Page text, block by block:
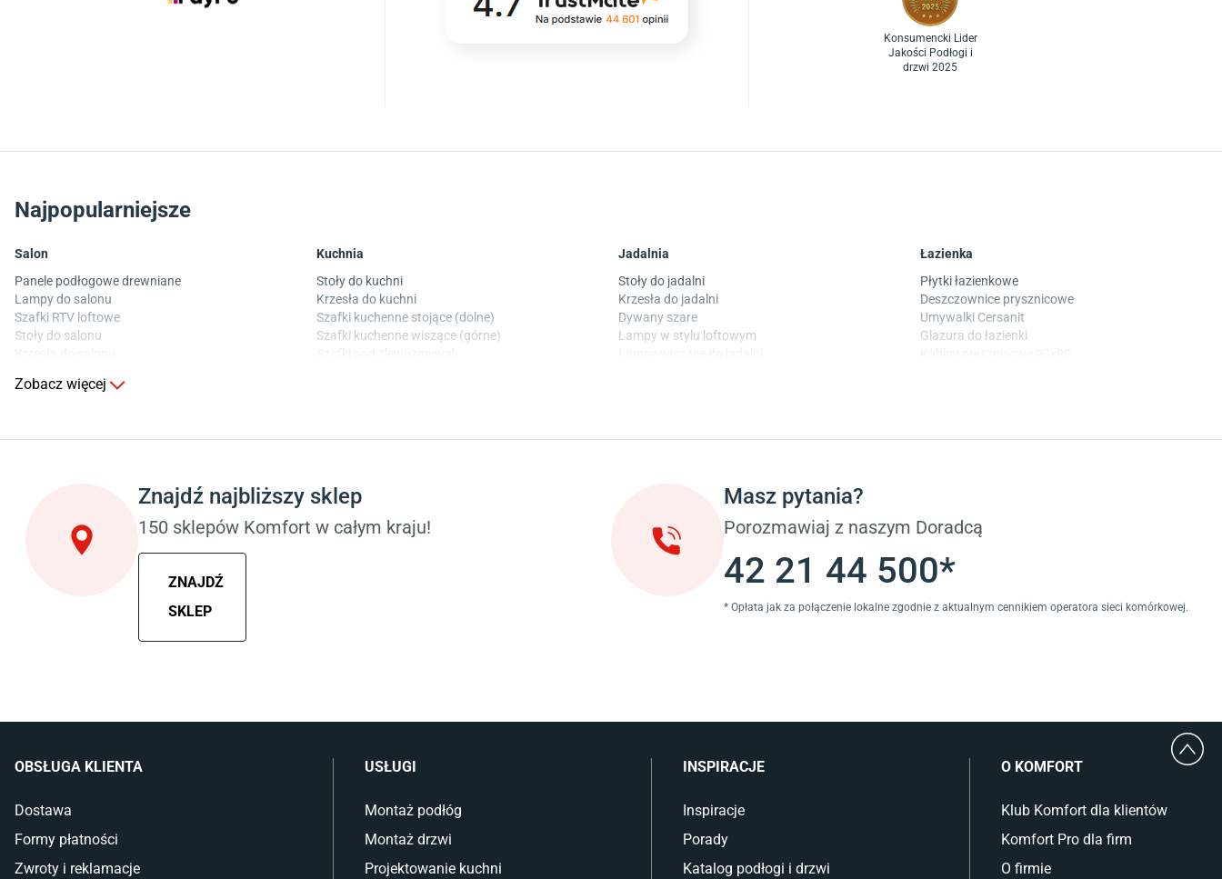
Konsumencki Lider
Jakości Podłogi i
drzwi 2025
Najpopularniejsze
Salon
Panele podłogowe drewniane
Lampy do salonu
Szafki RTV loftowe
Stoły do salonu
Kuchnia
Stoły do kuchni
Krzesła do kuchni
Szafki kuchenne stojące (dolne)
Szafki kuchenne wiszące (górne)
Jadalnia
Stoły do jadalni
Krzesła do jadalni
Dywany szare
Lampy w stylu loftowym
Łazienka
Płytki łazienkowe
Deszczownice prysznicowe
Umywalki Cersanit
Glazura do łazienki
Wykładzina do sypialni
Kinkiety do sypialni
Wykładziny do pokoju dziecięcego
Szafy dla dzieci
Łóżka dla dziecka (młodzieżowe)
Lampy w stylu młodzieżowym
Deski tarasowe kompozytowe
Lampy stojące LED
Płytki betonowe
Glazura
Płytki marmurowe
Zobacz więcej
Znajdź najbliższy sklep
150 sklepów Komfort w całym kraju!
ZNAJDŹ
SKLEP
Masz pytania?
Porozmawiaj z naszym Doradcą
42 21 44 500*
* Opłata jak za połączenie lokalne zgodnie z aktualnym cennikiem operatora sieci komórkowej.
OBSŁUGA KLIENTA
Dostawa
Formy płatności
Zwroty i reklamacje
USŁUGI
Montaż podłóg
Montaż drzwi
Projektowanie kuchni
INSPIRACJE
Inspiracje
Porady
Katalog podłogi i drzwi
O KOMFORT
Klub Komfort dla klientów
Komfort Pro dla firm
O firmie